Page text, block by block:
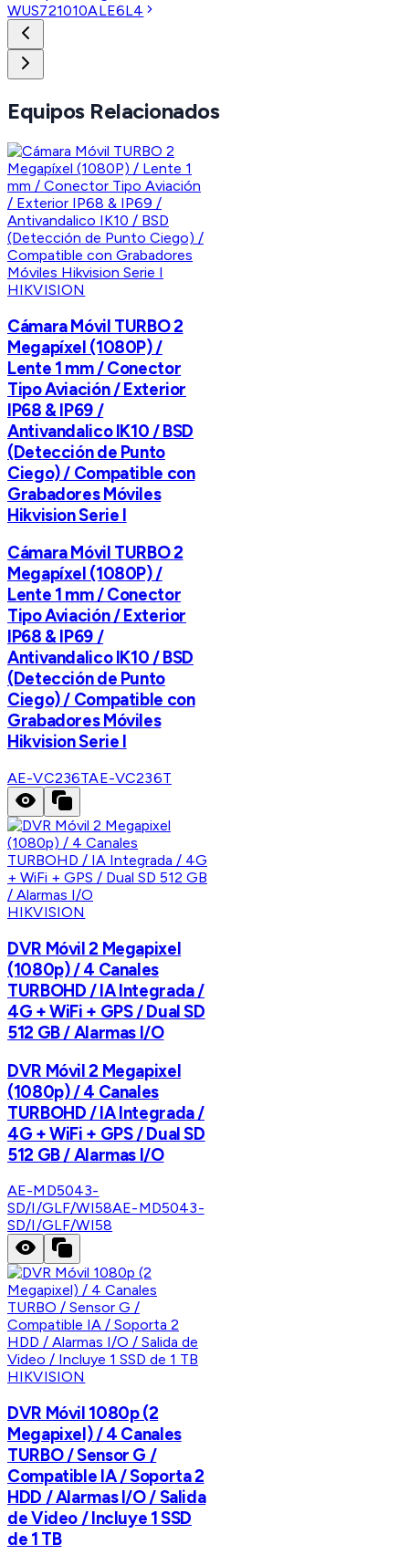
WUS721010ALE6L4
Equipos Relacionados
HIKVISION
Cámara Móvil TURBO 2
Megapíxel (1080P) /
Lente 1 mm / Conector
Tipo Aviación / Exterior
IP68 & IP69 /
Antivandalico IK10 / BSD
(Detección de Punto
Ciego) / Compatible con
Grabadores Móviles
Hikvision Serie I
Cámara Móvil TURBO 2
Megapíxel (1080P) /
Lente 1 mm / Conector
Tipo Aviación / Exterior
IP68 & IP69 /
Antivandalico IK10 / BSD
(Detección de Punto
Ciego) / Compatible con
Grabadores Móviles
Hikvision Serie I
AE-VC236TAE-VC236T
HIKVISION
DVR Móvil 2 Megapixel
(1080p) / 4 Canales
TURBOHD / IA Integrada /
4G + WiFi + GPS / Dual SD
512 GB / Alarmas I/O
DVR Móvil 2 Megapixel
(1080p) / 4 Canales
TURBOHD / IA Integrada /
4G + WiFi + GPS / Dual SD
512 GB / Alarmas I/O
AE-MD5043-
SD/I/GLF/WI58AE-MD5043-
SD/I/GLF/WI58
HIKVISION
DVR Móvil 1080p (2
Megapixel) / 4 Canales
TURBO / Sensor G /
Compatible IA / Soporta 2
HDD / Alarmas I/O / Salida
de Video / Incluye 1 SSD
de 1 TB